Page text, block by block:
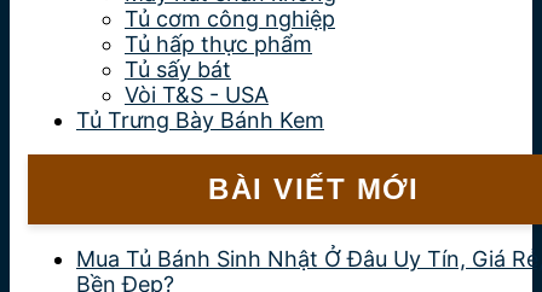
Tủ cơm công nghiệp
Tủ hấp thực phẩm
Tủ sấy bát
Vòi T&S - USA
Tủ Trưng Bày Bánh Kem
BÀI VIẾT MỚI
Mua Tủ Bánh Sinh Nhật Ở Đâu Uy Tín, Giá
Bền Đẹp?